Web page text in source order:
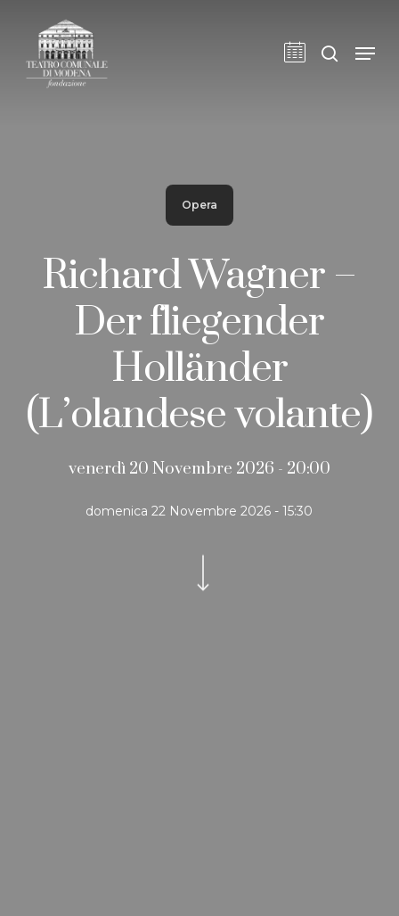
main
content
Opera
Richard Wagner –
Der fliegender
Holländer
(L’olandese volante)
venerdì 20 Novembre 2026 - 20:00
domenica 22 Novembre 2026 - 15:30